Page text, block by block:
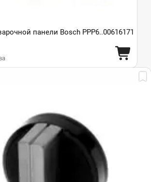
панели Bosch PPP6..00616171